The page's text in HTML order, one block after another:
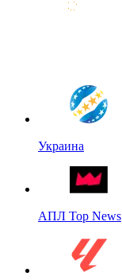
Украина
АПЛ Top News